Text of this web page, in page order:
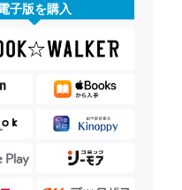
子版を購入